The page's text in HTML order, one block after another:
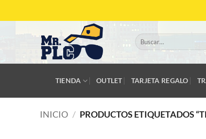
Buscar
por:
TIENDA OUTLET TARJETA REGALO
INICIO / PRODUCTOS ETIQUETADOS